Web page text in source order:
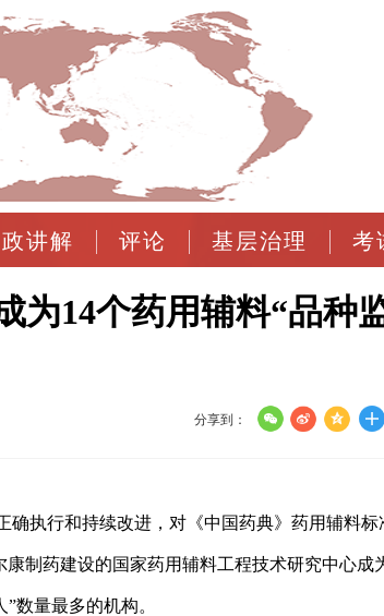
讲解 评论 基层治理 考
为14个药用辅料“品种
分享到：
确执行和持续改进，对《中国药典》药用辅料标
制药建设的国家药用辅料工程技术研究中心成
数量最多的机构。